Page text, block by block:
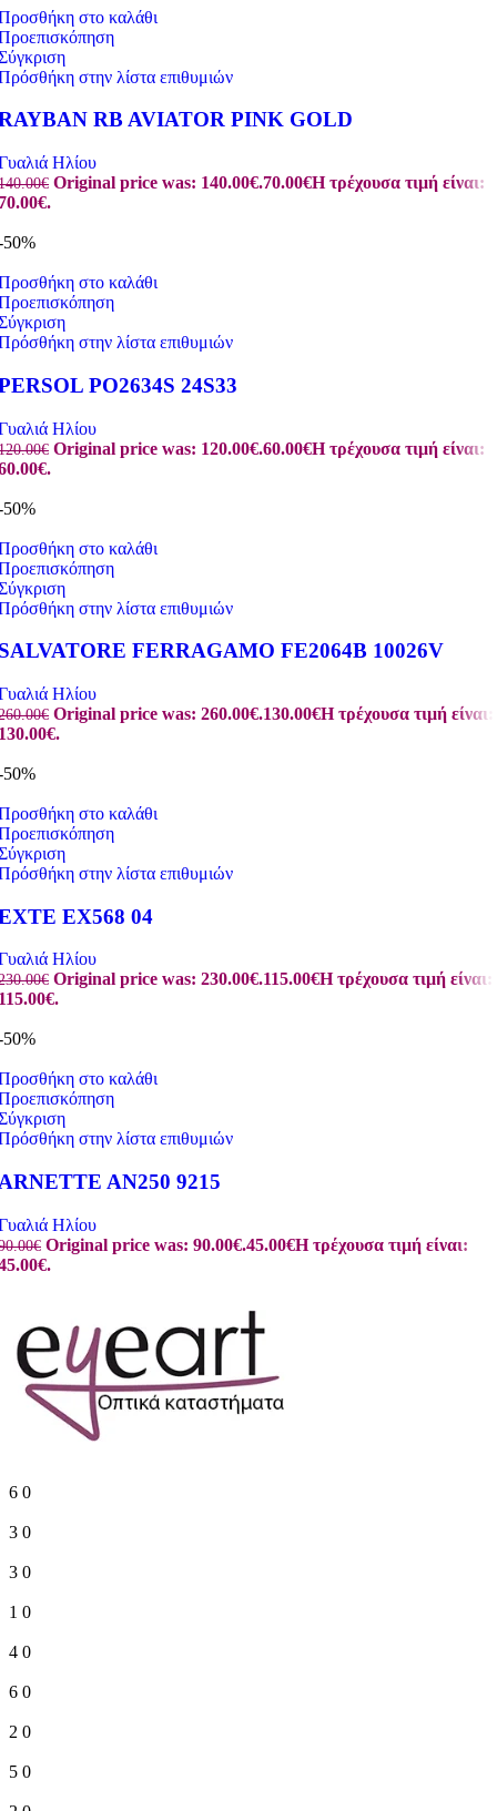
στο καλάθι
στην λίστα επιθυμιών
RB AVIATOR PINK GOLD
Ηλίου
€ Original price was: 140.00€.70.00€Η τρέχουσα τιμή είναι:
50%
στο καλάθι
στην λίστα επιθυμιών
PO2634S 24S33
Ηλίου
€ Original price was: 120.00€.60.00€Η τρέχουσα τιμή είναι:
50%
στο καλάθι
στην λίστα επιθυμιών
FERRAGAMO FE2064B 10026V
Ηλίου
€ Original price was: 260.00€.130.00€Η τρέχουσα τιμή είναι:
50%
στο καλάθι
στην λίστα επιθυμιών
EX568 04
Ηλίου
€ Original price was: 230.00€.115.00€Η τρέχουσα τιμή είναι:
50%
στο καλάθι
στην λίστα επιθυμιών
AN250 9215
Ηλίου
€ Original price was: 90.00€.45.00€Η τρέχουσα τιμή είναι:
6 0
3 0
3 0
1 0
4 0
6 0
2 0
5 0